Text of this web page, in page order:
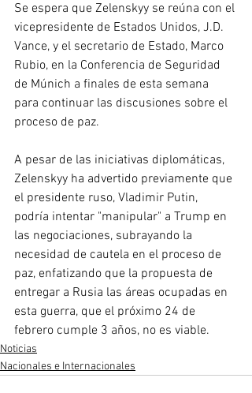
Se espera que Zelenskyy se reúna con el
vicepresidente de Estados Unidos, J.D.
Vance, y el secretario de Estado, Marco
Rubio, en la Conferencia de Seguridad
de Múnich a finales de esta semana
para continuar las discusiones sobre el
proceso de paz.
A pesar de las iniciativas diplomáticas,
Zelenskyy ha advertido previamente que
el presidente ruso, Vladimir Putin,
podría intentar "manipular" a Trump en
las negociaciones, subrayando la
necesidad de cautela en el proceso de
paz, enfatizando que la propuesta de
entregar a Rusia las áreas ocupadas en
esta guerra, que el próximo 24 de
febrero cumple 3 años, no es viable.
Noticias
Nacionales e Internacionales